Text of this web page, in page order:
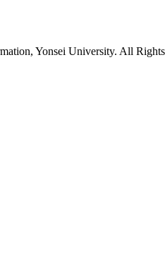
Yonsei University. All Rights